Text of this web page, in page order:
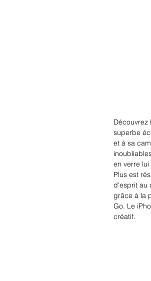
Découvrez
superbe
et à sa
en verre
Plus est
d'esprit au
grâce à la
Go. Le
créatif.